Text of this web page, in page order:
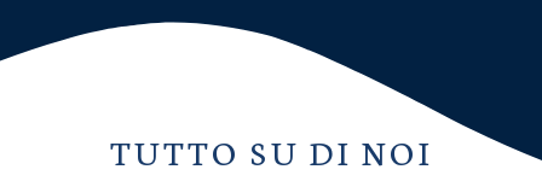
TUTTO SU DI NOI